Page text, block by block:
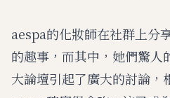
aespa的化妝師在社群上分
的趣事，而其中，她們驚人
大論壇引起了廣大的討論，